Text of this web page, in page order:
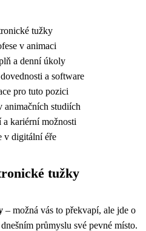
tužky
v animaci
a denní úkoly
a software
pro tuto pozici
animačních studiích
a kariérní možnosti
v digitální éře
tužky
– možná vás to překvapí, ale jde o
průmyslu své pevné místo.